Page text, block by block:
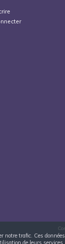
trafic. Ces
de leurs services.